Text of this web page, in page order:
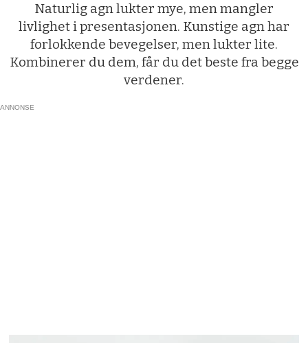
Naturlig agn lukter mye, men mangler
livlighet i presentasjonen. Kunstige agn har
forlokkende bevegelser, men lukter lite.
Kombinerer du dem, får du det beste fra begge
verdener.
ANNONSE